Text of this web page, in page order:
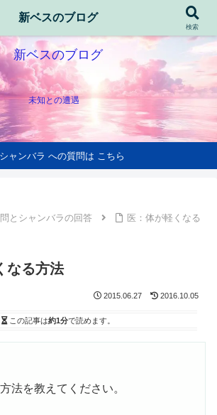
新ベスのブログ
未知との遭遇
ャンバラ への質問は こちら
とシャンバラの回答
医：体が軽くなる
なる方法
2015.06.27 2016.10.05
この記事は約1分で読めます。
法を教えてください。
新ベスのブログ
検索